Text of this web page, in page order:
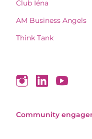
Club Iéna
AM Business Angels
Think Tank
Community